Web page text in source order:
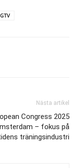
Nästa artikel
Congress 2025
– fokus på
träningsindustri